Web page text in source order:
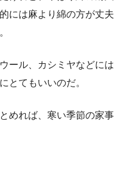
には麻より綿の方が丈夫
ール、カシミヤなどには
とてもいいのだ。
めれば、寒い季節の家事